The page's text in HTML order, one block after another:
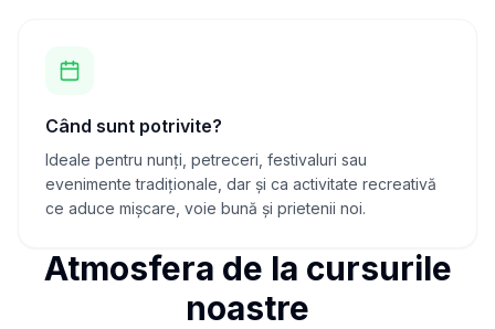
Când sunt potrivite?
Ideale pentru nunți, petreceri, festivaluri sau
evenimente tradiționale, dar și ca activitate recreativă
ce aduce mișcare, voie bună și prietenii noi.
Atmosfera de la cursurile
noastre